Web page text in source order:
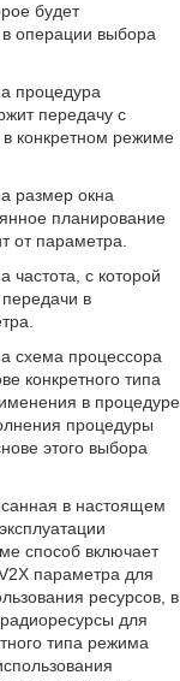
будет
в операции выбора
процедура
передачу с
конкретном режиме
размер окна
планирование
от параметра.
с которой
в
схема процессора
конкретного типа
в процедуре
процедуры
этого выбора
в настоящем
способ включает
параметра для
ресурсов, в
для
типа режима